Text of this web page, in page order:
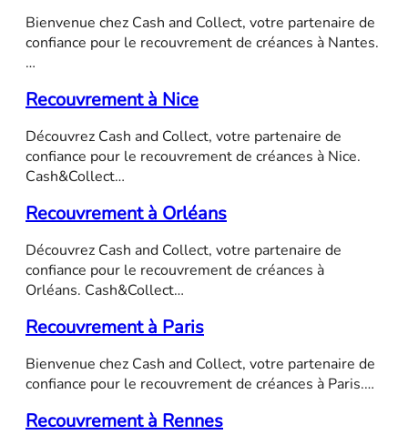
Bienvenue chez Cash and Collect, votre partenaire de
confiance pour le recouvrement de créances à Nantes.
…
Recouvrement à Nice
Découvrez Cash and Collect, votre partenaire de
confiance pour le recouvrement de créances à Nice.
Cash&Collect…
Recouvrement à Orléans
Découvrez Cash and Collect, votre partenaire de
confiance pour le recouvrement de créances à
Orléans. Cash&Collect…
Recouvrement à Paris
Bienvenue chez Cash and Collect, votre partenaire de
confiance pour le recouvrement de créances à Paris.…
Recouvrement à Rennes